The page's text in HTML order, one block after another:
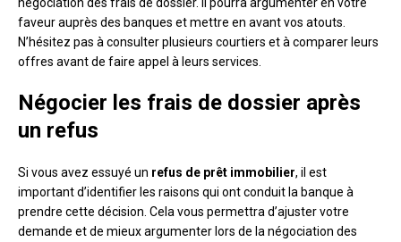
faveur auprès des banques et mettre en avant vos atouts.
N’hésitez pas à consulter plusieurs courtiers et à comparer leurs
offres avant de faire appel à leurs services.
Négocier les frais de dossier après
un refus
Si vous avez essuyé un refus de prêt immobilier, il est
important d’identifier les raisons qui ont conduit la banque à
prendre cette décision. Cela vous permettra d’ajuster votre
demande et de mieux argumenter lors de la négociation des